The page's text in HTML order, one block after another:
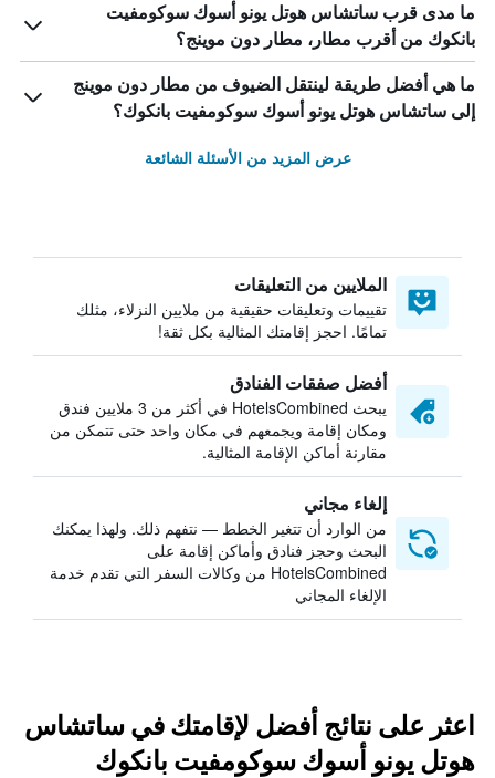
ما مدى قرب ساتشاس هوتل يونو أسوك سوكومفيت
بانكوك من أقرب مطار، مطار دون موينج؟
ما هي أفضل طريقة لينتقل الضيوف من مطار دون موينج
إلى ساتشاس هوتل يونو أسوك سوكومفيت بانكوك؟
عرض المزيد من الأسئلة الشائعة
الملايين من التعليقات
تقييمات وتعليقات حقيقية من ملايين النزلاء، مثلك
تمامًا. احجز إقامتك المثالية بكل ثقة!
أفضل صفقات الفنادق
يبحث HotelsCombined في أكثر من 3 ملايين فندق
ومكان إقامة ويجمعهم في مكان واحد حتى تتمكن من
مقارنة أماكن الإقامة المثالية.
إلغاء مجاني
من الوارد أن تتغير الخطط — نتفهم ذلك. ولهذا يمكنك
البحث وحجز فنادق وأماكن إقامة على
HotelsCombined من وكالات السفر التي تقدم خدمة
الإلغاء المجاني
اعثر على نتائج أفضل لإقامتك في ساتشاس
هوتل يونو أسوك سوكومفيت بانكوك